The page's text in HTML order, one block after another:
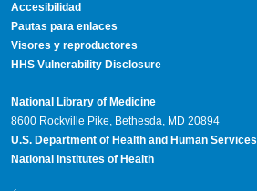
Accesibilidad
Pautas para enlaces
Visores y reproductores
HHS Vulnerability Disclosure
National Library of Medicine
8600 Rockville Pike, Bethesda, MD 20894
U.S. Department of Health and Human Services
National Institutes of Health